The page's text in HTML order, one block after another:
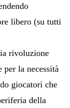
libero (su tutti
rivoluzione
la necessità
giocatori che
della